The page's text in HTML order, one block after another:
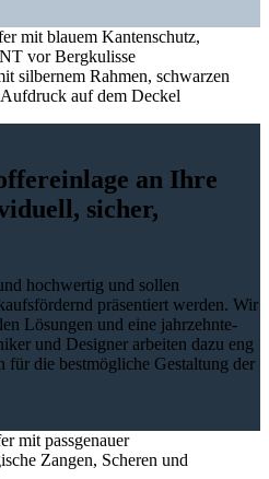
an Ihre
sicher,
hochwertig und sollen
präsentiert werden. Wir
Lösungen und eine jahrzehnte-
und Designer arbeiten dazu eng
für die bestmögliche Gestaltung der